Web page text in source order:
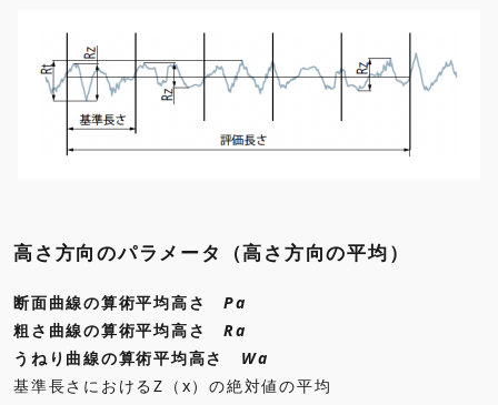
高さ方向のパラメータ（高さ方向の平均）
断面曲線の算術平均高さ Pa
粗さ曲線の算術平均高さ Ra
うねり曲線の算術平均高さ Wa
基準長さにおけるZ（x）の絶対値の平均